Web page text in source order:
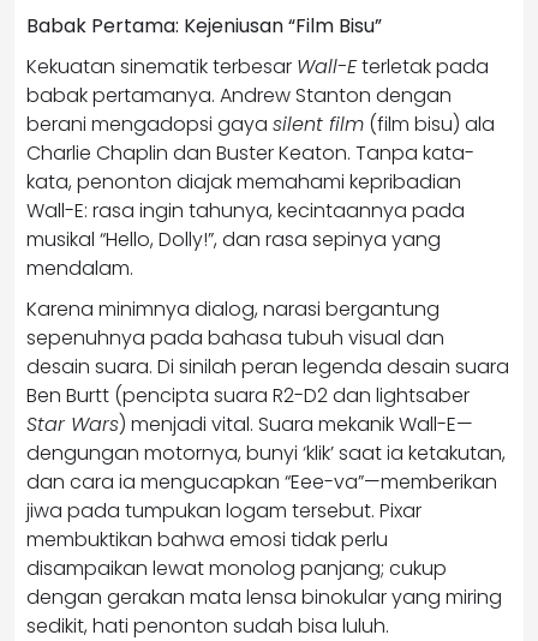
Babak Pertama: Kejeniusan “Film Bisu”
Kekuatan sinematik terbesar Wall-Eterletak pada
babak pertamanya. Andrew Stanton dengan
berani mengadopsi gaya silent film (film bisu) ala
Charlie Chaplin dan Buster Keaton. Tanpa kata-
kata, penonton diajak memahami kepribadian
Wall-E: rasa ingin tahunya, kecintaannya pada
musikal “Hello, Dolly!”, dan rasa sepinya yang
mendalam.
Karena minimnya dialog, narasi bergantung
sepenuhnya pada bahasa tubuh visual dan
desain suara. Di sinilah peran legenda desain suara
Ben Burtt (pencipta suara R2-D2 dan lightsaber
Star Wars) menjadi vital. Suara mekanik Wall-E—
dengungan motornya, bunyi ‘klik’ saat ia ketakutan,
dan cara ia mengucapkan “Eee-va”—memberikan
jiwa pada tumpukan logam tersebut. Pixar
membuktikan bahwa emosi tidak perlu
disampaikan lewat monolog panjang; cukup
dengan gerakan mata lensa binokular yang miring
sedikit, hati penonton sudah bisa luluh.